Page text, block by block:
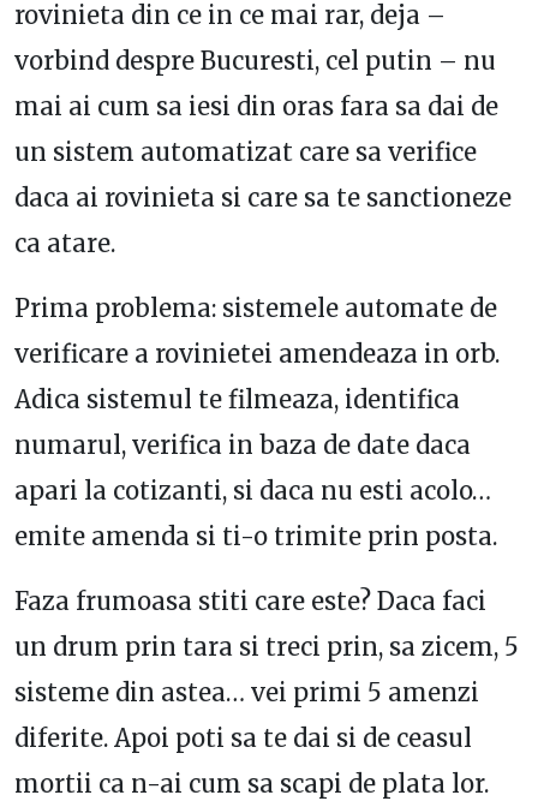
rovinieta din ce in ce mai rar, deja –
vorbind despre Bucuresti, cel putin – nu
mai ai cum sa iesi din oras fara sa dai de
un sistem automatizat care sa verifice
daca ai rovinieta si care sa te sanctioneze
ca atare.
Prima problema: sistemele automate de
verificare a rovinietei amendeaza in orb.
Adica sistemul te filmeaza, identifica
numarul, verifica in baza de date daca
apari la cotizanti, si daca nu esti acolo…
emite amenda si ti-o trimite prin posta.
Faza frumoasa stiti care este? Daca faci
un drum prin tara si treci prin, sa zicem, 5
sisteme din astea… vei primi 5 amenzi
diferite. Apoi poti sa te dai si de ceasul
mortii ca n-ai cum sa scapi de plata lor.